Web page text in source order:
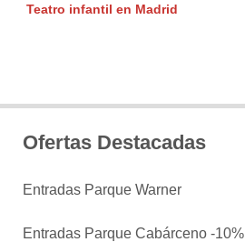
Teatro infantil en Madrid
Ofertas Destacadas
Entradas Parque Warner
Entradas Parque Cabárceno -10%